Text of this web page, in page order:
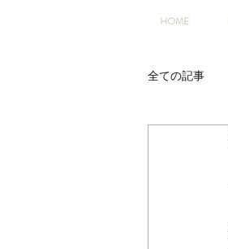
HOME
全ての記事